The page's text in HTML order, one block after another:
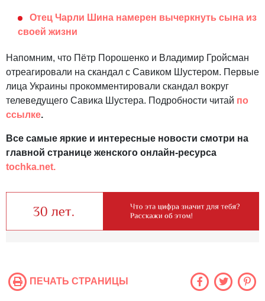
Отец Чарли Шина намерен вычеркнуть сына из
своей жизни
Напомним, что Пётр Порошенко и Владимир Гройсман
отреагировали на скандал с Савиком Шустером. Первые
лица Украины прокомментировали скандал вокруг
телеведущего Савика Шустера. Подробности читай по
ссылке.
Все самые яркие и интересные новости смотри на
главной странице женского онлайн-ресурса
tochka.net.
ПЕЧАТЬ СТРАНИЦЫ